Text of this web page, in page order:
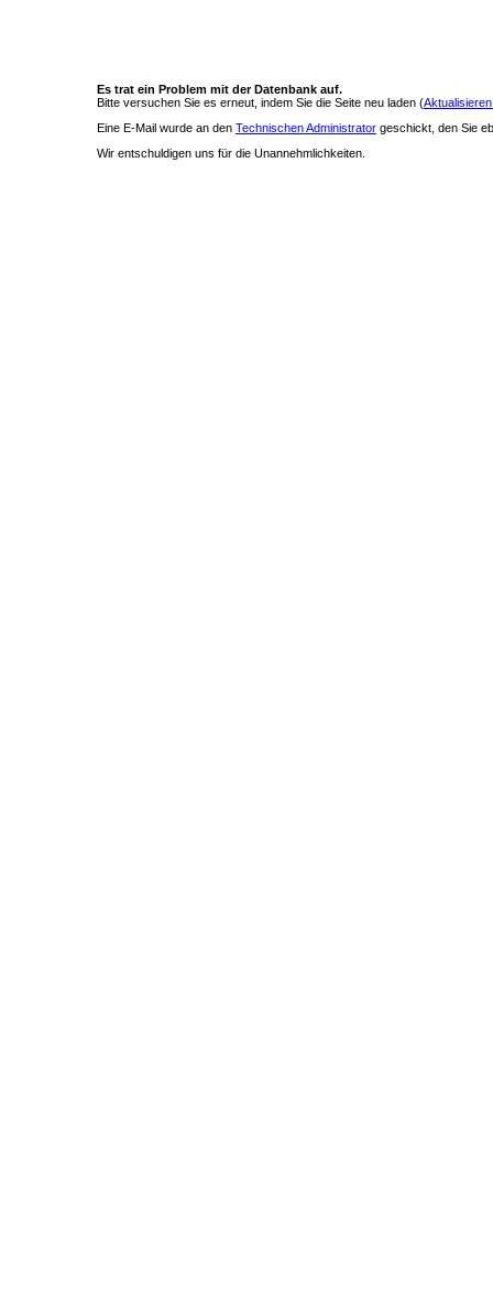
Es trat ein Problem mit der Datenbank auf.
Bitte versuchen Sie es erneut, indem Sie die Seite neu laden (
Eine E-Mail wurde an den Technischen Administrator geschickt, den Sie
Wir entschuldigen uns für die Unannehmlichkeiten.